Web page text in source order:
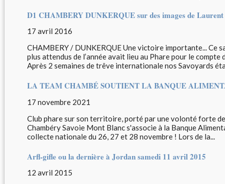
D1 CHAMBERY DUNKERQUE sur des images de
17 avril 2016
CHAMBERY / DUNKERQUE Une victoire importante... Ce
plus attendus de l’année avait lieu au Phare pour le compte
Après 2 semaines de trêve internationale nos Savoyards
LA TEAM CHAMBÉ SOUTIENT LA BANQUE
17 novembre 2021
Club phare sur son territoire, porté par une volonté forte
Chambéry Savoie Mont Blanc s'associe à la Banque
collecte nationale du 26, 27 et 28 novembre ! Lors de la...
Arfl-gifle ou la dernière à Jordan samedi 11 avril 2015
12 avril 2015